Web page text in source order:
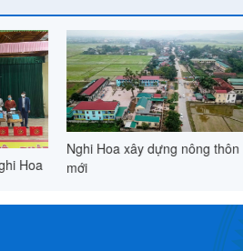
93
thôn
Hoạt động UBND xã Nghi Hoa